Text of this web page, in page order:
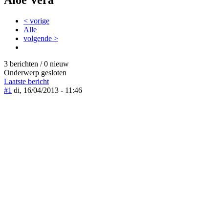
< vorige
Alle
volgende >
3 berichten / 0 nieuw
Onderwerp gesloten
Laatste bericht
#1 di, 16/04/2013 - 11:46